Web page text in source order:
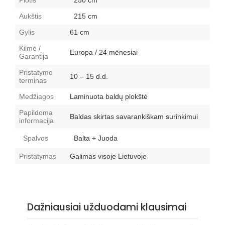
Aukštis
215 cm
Gylis
61 cm
Kilmė /
Garantija
Europa / 24 mėnesiai
Pristatymo
terminas
10 – 15 d.d.
Medžiagos
Laminuota baldų plokštė
Papildoma
informacija
Baldas skirtas savarankiškam surinkimui
Spalvos Balta + Juoda
Pristatymas Galimas visoje Lietuvoje
Dažniausiai užduodami klausimai